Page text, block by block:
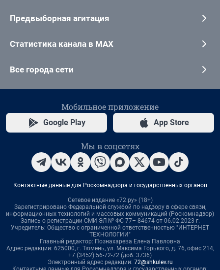
Предвыборная агитация
Статистика канала в MAX
Все города сети
Мобильное приложение
Google Play App Store
Мы в соцсетях
Контактные данные для Роскомнадзора и государственных органов
Сетевое издание «72.ру» (18+)
Зарегистрировано Федеральной службой по надзору в сфере связи,
информационных технологий и массовых коммуникаций (Роскомнадзор)
Запись о регистрации СМИ ЭЛ № ФС 77– 84674 от 06.02.2023 г.
Учредитель: Общество с ограниченной ответственностью "ИНТЕРНЕТ
ТЕХНОЛОГИИ"
Главный редактор: Познахарева Елена Павловна
Адрес редакции: 625000, г. Тюмень, ул. Максима Горького, д. 76, офис 214,
+7 (3452) 56-72-72 (доб. 3736)
Электронный адрес редакции: 72@shkulev.ru